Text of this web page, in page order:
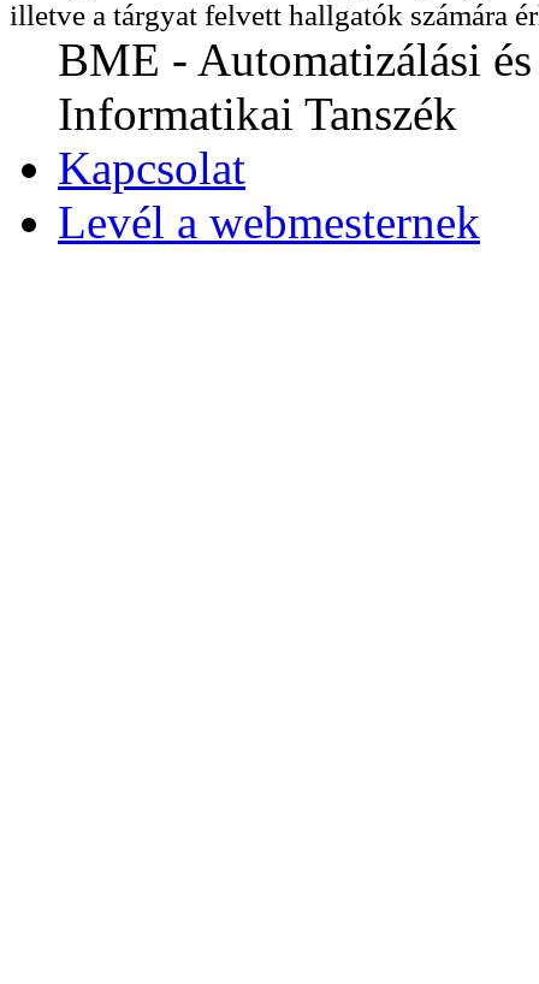
illetve a tárgyat felvett hallgatók számára
BME - Automatizálási
Informatikai Tanszék
Kapcsolat
Levél a webmesternek